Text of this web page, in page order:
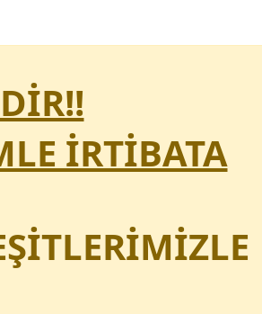
İRTİBATA